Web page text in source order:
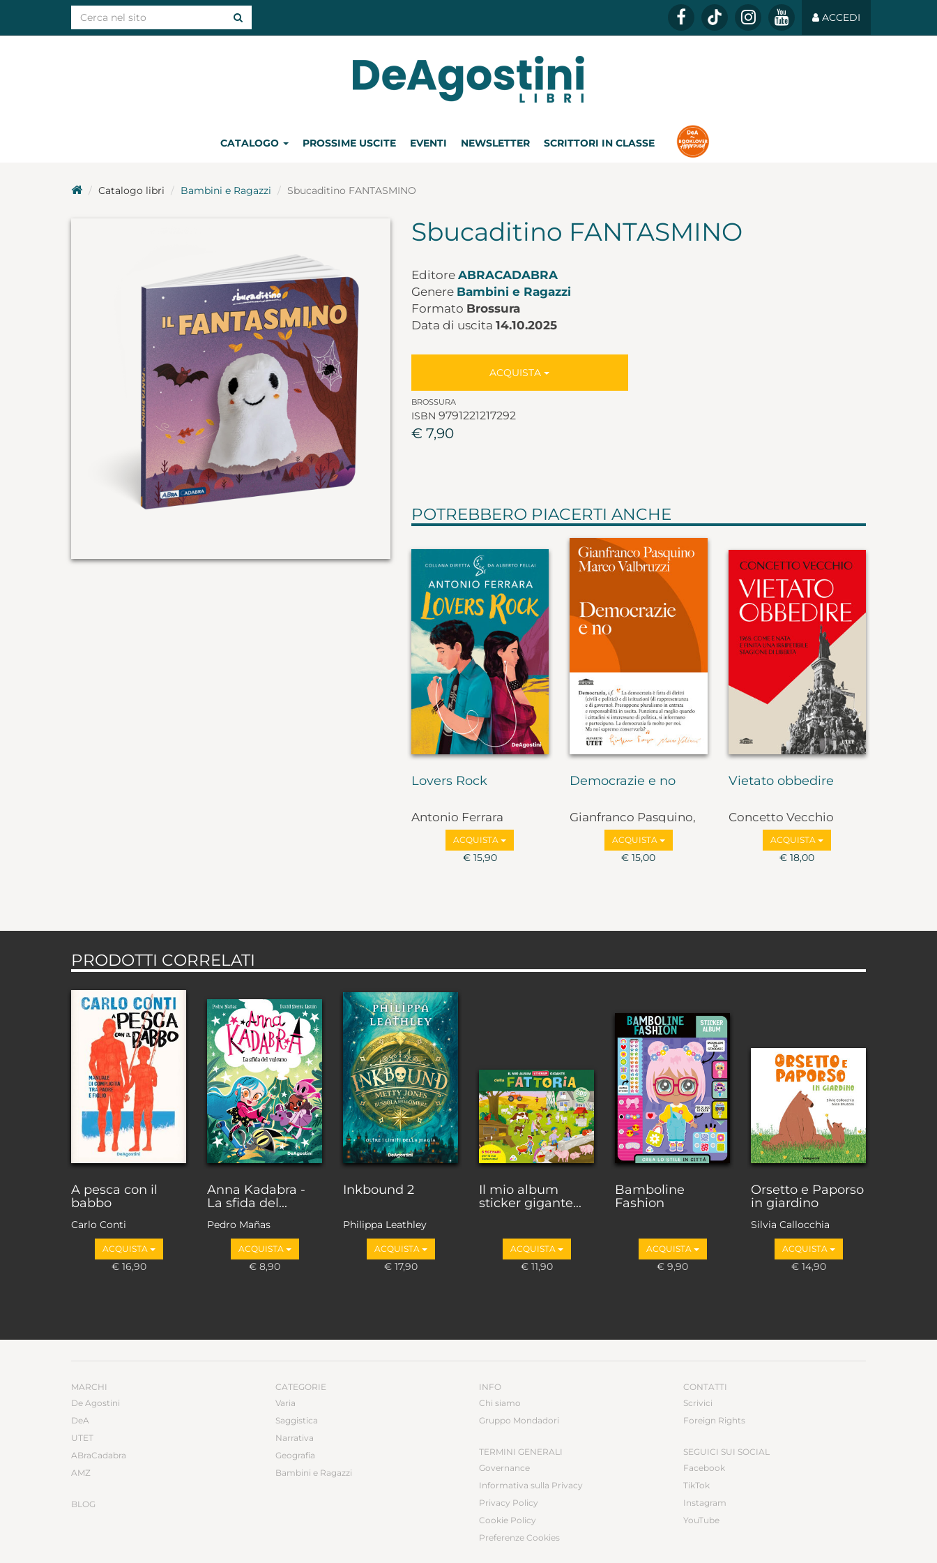
ACCEDI
CATALOGO PROSSIME USCITE EVENTI NEWSLETTER SCRITTORI IN CLASSE
Catalogo libri Bambini e Ragazzi Sbucaditino FANTASMINO
Sbucaditino FANTASMINO
Editore ABRACADABRA
Genere Bambini e Ragazzi
Formato Brossura
Data di uscita 14.10.2025
ACQUISTA
BROSSURA
ISBN 9791221217292
€ 7,90
POTREBBERO PIACERTI ANCHE
Lovers Rock
Antonio Ferrara
ACQUISTA
€ 15,90
Democrazie e no
Gianfranco Pasquino,
Marco Valbruzzi
ACQUISTA
€ 15,00
Vietato obbedire
Concetto Vecchio
ACQUISTA
€ 18,00
PRODOTTI CORRELATI
A pesca con il
babbo
Carlo Conti
ACQUISTA
€ 16,90
Anna Kadabra -
La sfida del...
Pedro Mañas
ACQUISTA
€ 8,90
Inkbound 2
Philippa Leathley
ACQUISTA
€ 17,90
Il mio album
sticker gigante...
ACQUISTA
€ 11,90
Bamboline
Fashion
ACQUISTA
€ 9,90
Orsetto e Paporso
in giardino
Silvia Callocchia
ACQUISTA
€ 14,90
MARCHI
De Agostini
DeA
UTET
ABraCadabra
AMZ
BLOG
CATEGORIE
Varia
Saggistica
Narrativa
Geografia
Bambini e Ragazzi
INFO
Chi siamo
Gruppo Mondadori
TERMINI GENERALI
Governance
Informativa sulla Privacy
Privacy Policy
Cookie Policy
Preferenze Cookies
CONTATTI
Scrivici
Foreign Rights
SEGUICI SUI SOCIAL
Facebook
TikTok
Instagram
YouTube